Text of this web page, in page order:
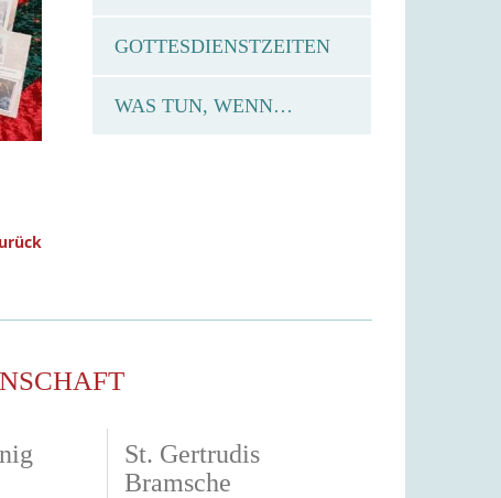
GOTTESDIENSTZEITEN
WAS TUN, WENN…
St. Gertrudis
Bramsche